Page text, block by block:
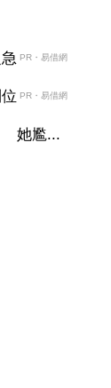
PR・易借網
PR・易借網
她尷...